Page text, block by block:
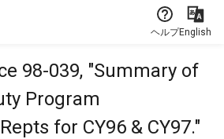
ヘルプEnglish
98-039, "Summary of
Program
for CY96 & CY97."